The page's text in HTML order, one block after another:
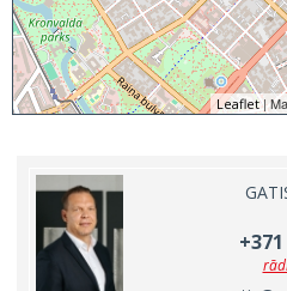
Leaflet|